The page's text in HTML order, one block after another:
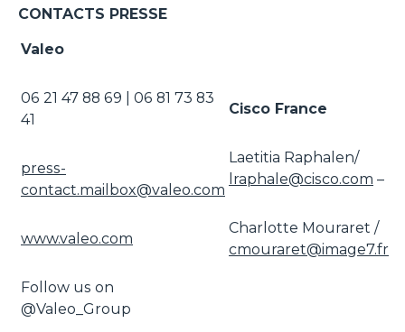
CONTACTS PRESSE
Valeo
06 21 47 88 69 | 06 81 73 83
41
press-
contact.mailbox@valeo.com
www.valeo.com
Follow us on
@Valeo_Group
Cisco France
Laetitia Raphalen/
lraphale@cisco.com –
Charlotte Mouraret /
cmouraret@image7.fr